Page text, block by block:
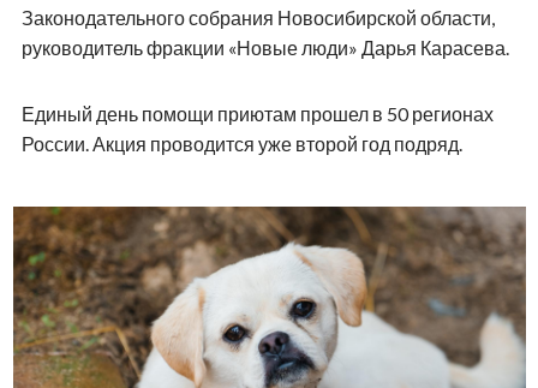
Законодательного собрания Новосибирской области,
руководитель фракции «Новые люди» Дарья Карасева.
Единый день помощи приютам прошел в 50 регионах
России. Акция проводится уже второй год подряд.